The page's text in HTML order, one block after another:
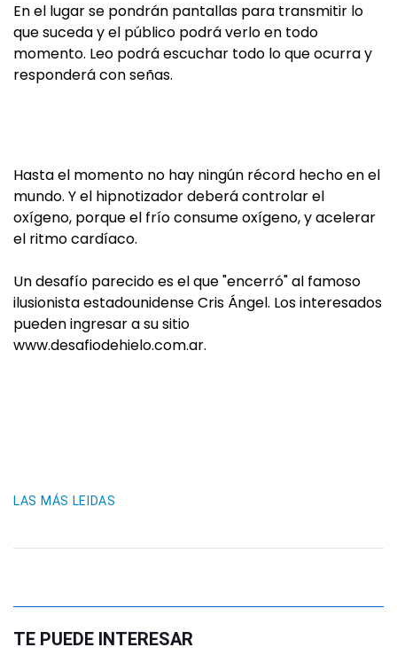
En el lugar se pondrán pantallas para transmitir lo
que suceda y el público podrá verlo en todo
momento. Leo podrá escuchar todo lo que ocurra y
responderá con señas.
Hasta el momento no hay ningún récord hecho en el
mundo. Y el hipnotizador deberá controlar el
oxígeno, porque el frío consume oxígeno, y acelerar
el ritmo cardíaco.
Un desafío parecido es el que "encerró" al famoso
ilusionista estadounidense Cris Ángel. Los interesados
pueden ingresar a su sitio
www.desafiodehielo.com.ar.
LAS MÁS LEIDAS
TE PUEDE INTERESAR